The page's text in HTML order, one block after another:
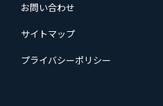
お問い合わせ
サイトマップ
プライバシーポリシー